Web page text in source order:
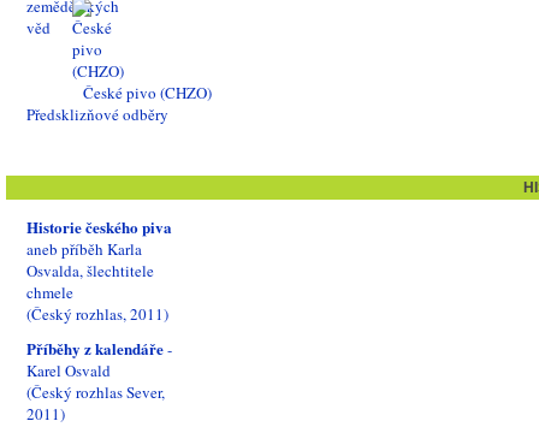
České pivo (CHZO)
Předsklizňové odběry
Historie českého piva
aneb příběh Karla
Osvalda, šlechtitele
chmele
(Český rozhlas, 2011)
Příběhy z kalendáře-
Karel Osvald
(Český rozhlas Sever,
2011)